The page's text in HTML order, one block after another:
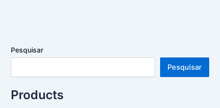
Pesquisar
Pesquisar
Products